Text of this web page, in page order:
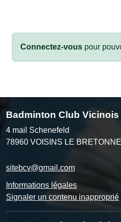
Connectez-vous pour
Badminton Club Vicinois
4 mail Schenefeld
78960 VOISINS LE
sitebcv@gmail.com
Informations légales
Signaler un contenu inapproprié